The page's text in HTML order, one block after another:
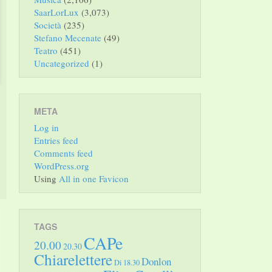
SaarLorLux (3,073)
Società (235)
Stefano Mecenate (49)
Teatro (451)
Uncategorized (1)
META
Log in
Entries feed
Comments feed
WordPress.org
Using All in one Favicon
TAGS
20.00 20.30CAPe
ChiarelettereDi 18.30Donlon